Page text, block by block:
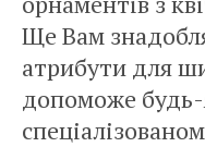
Ще Вам
атрибути для
допоможе будь-